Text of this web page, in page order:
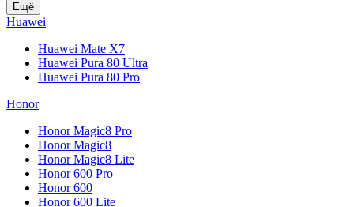
Ещё
Huawei
Huawei Mate X7
Huawei Pura 80 Ultra
Huawei Pura 80 Pro
Honor
Honor Magic8 Pro
Honor Magic8
Honor Magic8 Lite
Honor 600 Pro
Honor 600
Honor 600 Lite